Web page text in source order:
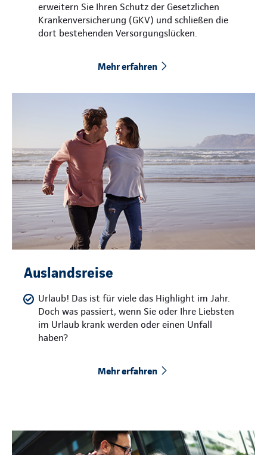
erweitern Sie Ihren Schutz der Gesetzlichen
Krankenversicherung (GKV) und schließen die
dort bestehenden Versorgungslücken.
Mehr erfahren
Auslandsreise
Urlaub! Das ist für viele das Highlight im Jahr.
Doch was passiert, wenn Sie oder Ihre Liebsten
im Urlaub krank werden oder einen Unfall
haben?
Mehr erfahren